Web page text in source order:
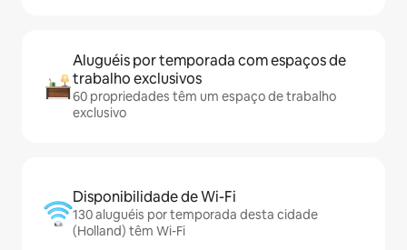
Aluguéis por temporada com espaços de
trabalho exclusivos
60 propriedades têm um espaço de trabalho
exclusivo
Disponibilidade de Wi-Fi
130 aluguéis por temporada desta cidade
(Holland) têm Wi-Fi